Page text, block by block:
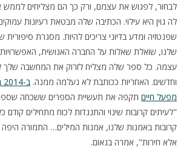
לבחור, לפגוש את עצמם, ורק כך הם מצליחים
לה גוין היא עילוי. הכתיבה שלה מבטאת רעיונות
שפנטזיה ומדע בדיוני צריכים להיות. מסגרת
שלנו, שואלת שאלות על החברה האנושית, האפשרויות
עצמה. כל ספר שלה מצליח לזרוק את המחשבה שלך
וחדשים. האחריות ככותבת לא נעלמה ממנה.
מפעל חיים תקפה את תעשיית הספרים ששכחה
"לעיתים קרובות שינוי והתנגדות לכוח מתחילים קודם
קרובות באמנות שלנו, אמנות המילים… התמורה היפה
אלא חירות", אמרה בנאום.